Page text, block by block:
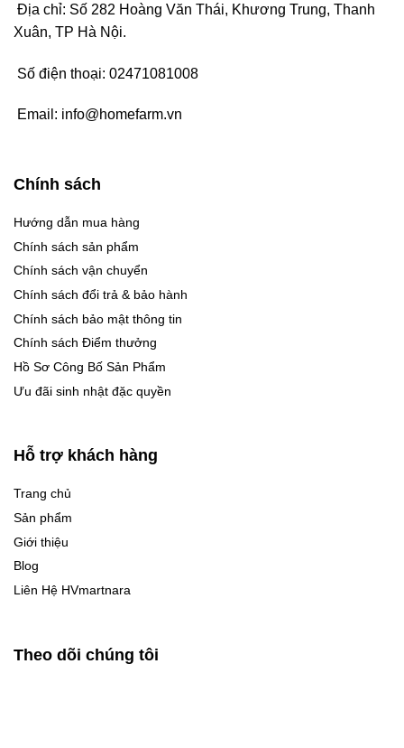
Địa chỉ: Số 282 Hoàng Văn Thái, Khương Trung, Thanh
Xuân, TP Hà Nội.
Số điện thoại: 02471081008
Email: info@homefarm.vn
Chính sách
Hướng dẫn mua hàng
Chính sách sản phẩm
Chính sách vận chuyển
Chính sách đổi trả & bảo hành
Chính sách bảo mật thông tin
Chính sách Điểm thưởng
Hồ Sơ Công Bố Sản Phẩm
Ưu đãi sinh nhật đặc quyền
Hỗ trợ khách hàng
Trang chủ
Sản phẩm
Giới thiệu
Blog
Liên Hệ HVmartnara
Theo dõi chúng tôi